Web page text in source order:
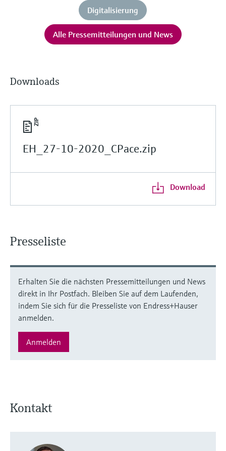
Digitalisierung
Alle Pressemitteilungen und News
Downloads
EH_27-10-2020_CPace.zip
Download
Presseliste
Erhalten Sie die nächsten Pressemitteilungen und News
direkt in Ihr Postfach. Bleiben Sie auf dem Laufenden,
indem Sie sich für die Presseliste von Endress+Hauser
anmelden.
Anmelden
Kontakt